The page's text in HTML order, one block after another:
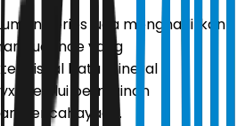
Lumen Series juga menghadirkan
yang
visual batu mineral
melalui permainan
pencahayaan.